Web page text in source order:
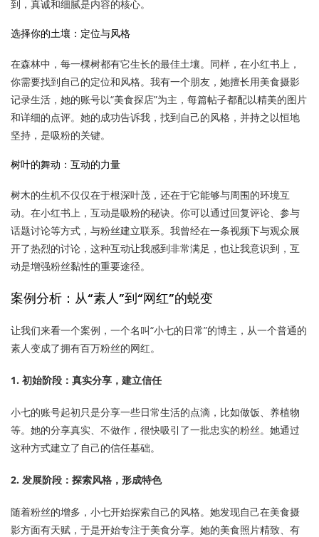
到，真诚和细腻是内容的核心。
选择你的土壤：定位与风格
在森林中，每一棵树都有它生长的最佳土壤。同样，在小红书上，
你需要找到自己的定位和风格。我有一个朋友，她擅长用美食摄影
记录生活，她的账号以“美食探店”为主，每篇帖子都配以精美的图片
和详细的点评。她的成功告诉我，找到自己的风格，并持之以恒地
坚持，是吸粉的关键。
树叶的舞动：互动的力量
树木的生机不仅仅在于根深叶茂，还在于它能够与周围的环境互
动。在小红书上，互动是吸粉的秘诀。你可以通过回复评论、参与
话题讨论等方式，与粉丝建立联系。我曾经在一条视频下与观众展
开了热烈的讨论，这种互动让我感到非常满足，也让我意识到，互
动是增强粉丝黏性的重要途径。
案例分析：从“素人”到“网红”的蜕变
让我们来看一个案例，一个名叫“小七的日常”的博主，从一个普通的
素人变成了拥有百万粉丝的网红。
1. 初始阶段：真实分享，建立信任
小七的账号起初只是分享一些日常生活的点滴，比如做饭、养植物
等。她的分享真实、不做作，很快吸引了一批忠实的粉丝。她通过
这种方式建立了自己的信任基础。
2. 发展阶段：探索风格，形成特色
随着粉丝的增多，小七开始探索自己的风格。她发现自己在美食摄
影方面有天赋，于是开始专注于美食分享。她的美食照片精致、有